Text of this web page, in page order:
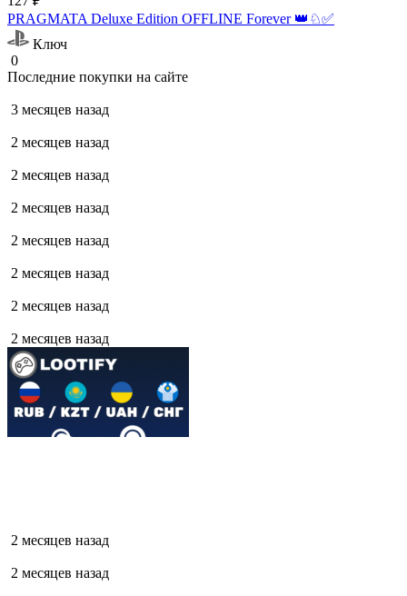
PRAGMATA Deluxe Edition OFFLINE Forever 👑♘✅
Ключ
0
Последние покупки на сайте
3 месяцев назад
2 месяцев назад
2 месяцев назад
2 месяцев назад
2 месяцев назад
2 месяцев назад
2 месяцев назад
2 месяцев назад
2 месяцев назад
2 месяцев назад